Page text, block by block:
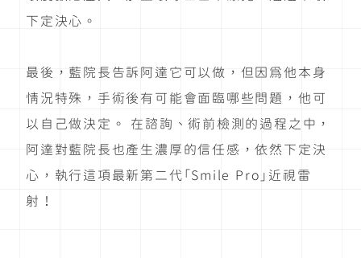
下定決心。
最後，藍院長告訴阿達它可以做，但因為他本身
情況特殊，手術後有可能會面臨哪些問題，他可
以自己做決定。 在諮詢、術前檢測的過程之中，
阿達對藍院長也產生濃厚的信任感，依然下定決
心，執行這項最新第二代「Smile Pro」近視雷
射！